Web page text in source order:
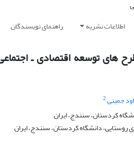
اطلاعات نشریه راهنمای نویسندگان
های توسعه اقتصادی ـ
جمینی2
کردستان، سنندج، ایران
روستایی، دانشگاه کردستان، سنندج، ایران